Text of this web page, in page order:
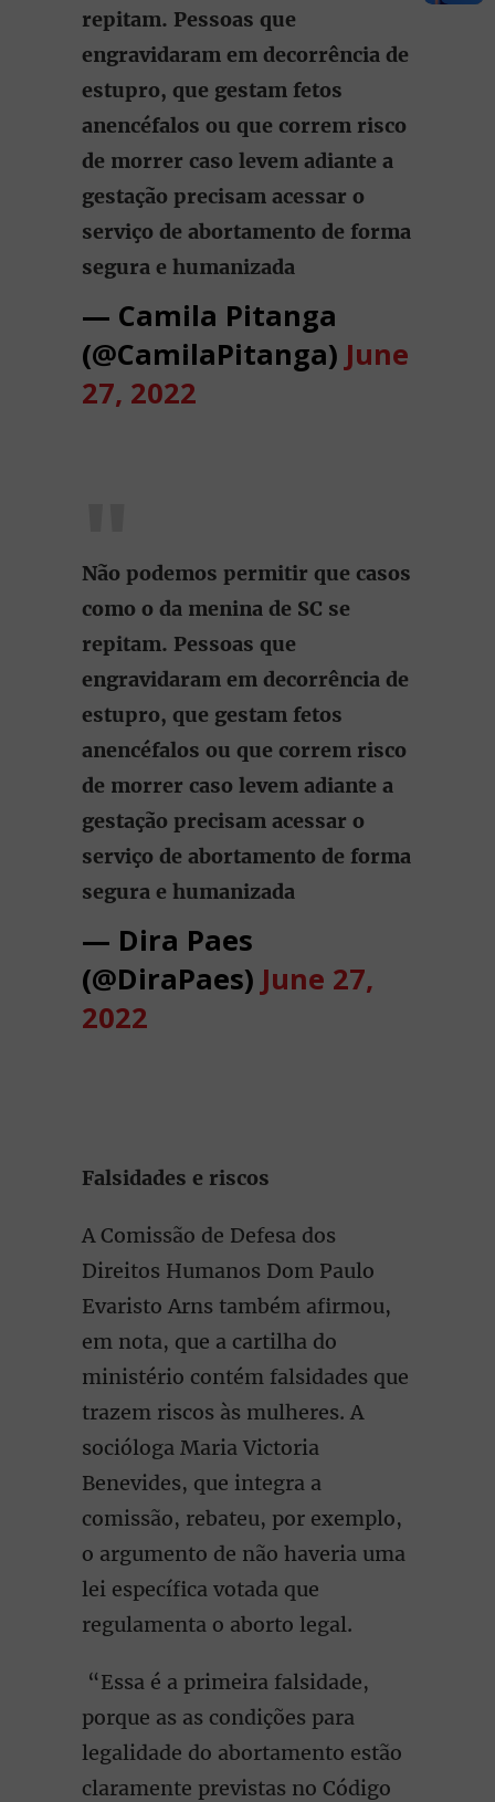
repitam. Pessoas que
engravidaram em decorrência de
estupro, que gestam fetos
anencéfalos ou que correm risco
de morrer caso levem adiante a
gestação precisam acessar o
serviço de abortamento de forma
segura e humanizada
— Camila Pitanga
(@CamilaPitanga) June
27, 2022
Não podemos permitir que casos
como o da menina de SC se
repitam. Pessoas que
engravidaram em decorrência de
estupro, que gestam fetos
anencéfalos ou que correm risco
de morrer caso levem adiante a
gestação precisam acessar o
serviço de abortamento de forma
segura e humanizada
— Dira Paes
(@DiraPaes) June 27,
2022
Falsidades e riscos
A Comissão de Defesa dos
Direitos Humanos Dom Paulo
Evaristo Arns também afirmou,
em nota, que a cartilha do
ministério contém falsidades que
trazem riscos às mulheres. A
socióloga Maria Victoria
Benevides, que integra a
comissão, rebateu, por exemplo,
o argumento de não haveria uma
lei específica votada que
regulamenta o aborto legal.
“Essa é a primeira falsidade,
porque as as condições para
legalidade do abortamento estão
claramente previstas no Código